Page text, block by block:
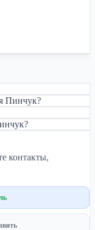
Пинчук?
контакты,